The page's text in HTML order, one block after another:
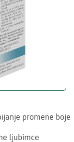
promene boje
ljubimce